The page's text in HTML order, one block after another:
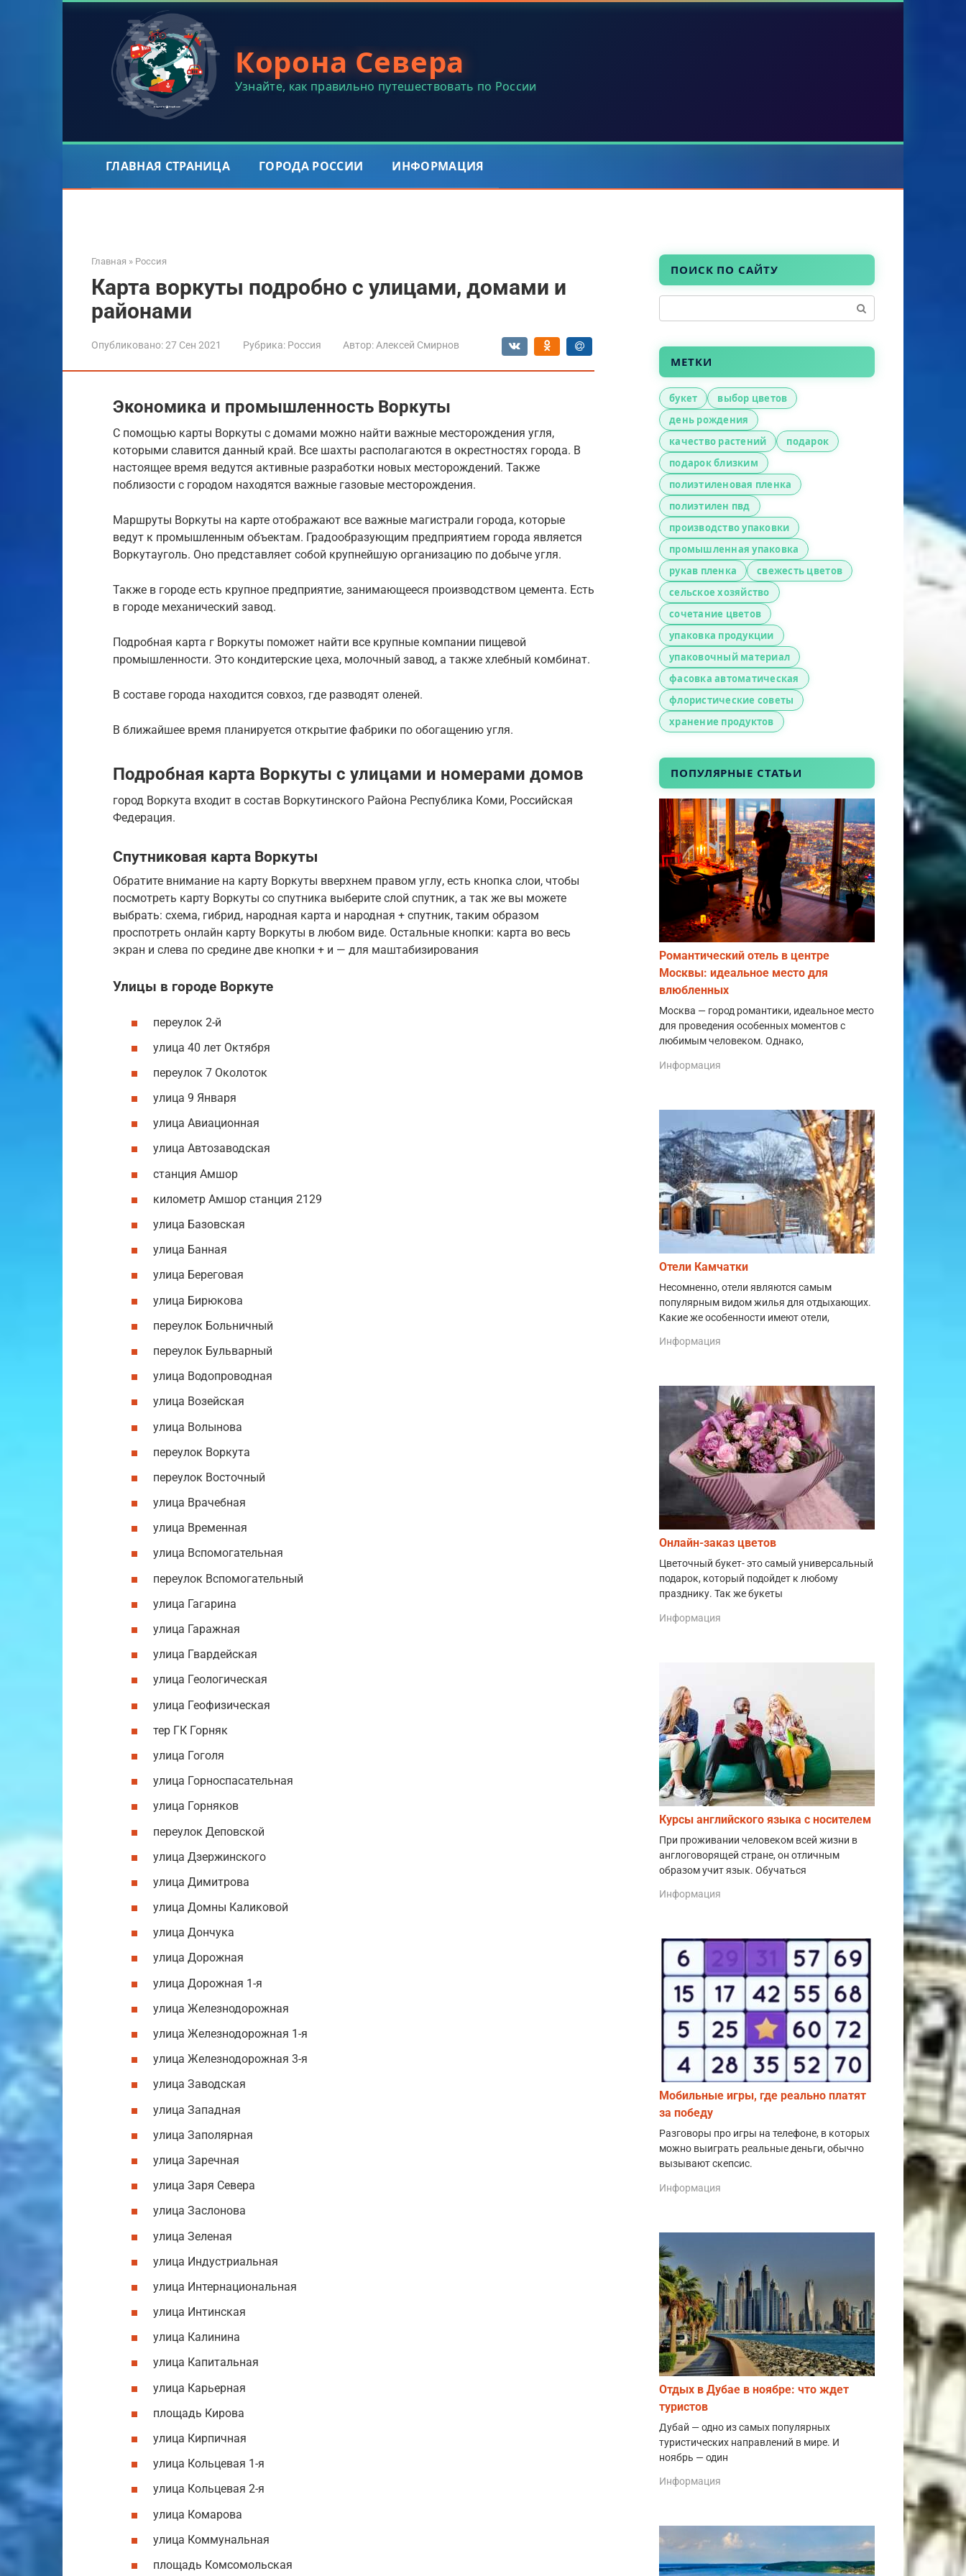
Корона Севера
Узнайте, как правильно путешествовать по России
ГЛАВНАЯ СТРАНИЦА ГОРОДА РОССИИ ИНФОРМАЦИЯ
Главная » Россия
Карта воркуты подробно с улицами, домами и
районами
Опубликовано:27 Сен 2021 Рубрика: Россия Автор: Алексей Смирнов
Экономика и промышленность Воркуты
С помощью карты Воркуты с домами можно найти важные месторождения угля,
которыми славится данный край. Все шахты располагаются в окрестностях города. В
настоящее время ведутся активные разработки новых месторождений. Также
поблизости с городом находятся важные газовые месторождения.
Маршруты Воркуты на карте отображают все важные магистрали города, которые
ведут к промышленным объектам. Градообразующим предприятием города является
Воркутауголь. Оно представляет собой крупнейшую организацию по добыче угля.
Также в городе есть крупное предприятие, занимающееся производством цемента. Есть
в городе механический завод.
Подробная карта г Воркуты поможет найти все крупные компании пищевой
промышленности. Это кондитерские цеха, молочный завод, а также хлебный комбинат.
В составе города находится совхоз, где разводят оленей.
В ближайшее время планируется открытие фабрики по обогащению угля.
Подробная карта Воркуты с улицами и номерами домов
город Воркута входит в состав Воркутинского Района Республика Коми, Российская
Федерация.
Спутниковая карта Воркуты
Обратите внимание на карту Воркуты вверхнем правом углу, есть кнопка слои, чтобы
посмотреть карту Воркуты со спутника выберите слой спутник, а так же вы можете
выбрать: схема, гибрид, народная карта и народная + спутник, таким образом
проспотреть онлайн карту Воркуты в любом виде. Остальные кнопки: карта во весь
экран и слева по средине две кнопки + и — для маштабизирования
Улицы в городе Воркуте
переулок 2-й
улица 40 лет Октября
переулок 7 Околоток
улица 9 Января
улица Авиационная
улица Автозаводская
станция Амшор
километр Амшор станция 2129
улица Базовская
улица Банная
улица Береговая
улица Бирюкова
переулок Больничный
переулок Бульварный
улица Водопроводная
улица Возейская
улица Волынова
переулок Воркута
переулок Восточный
улица Врачебная
улица Временная
улица Вспомогательная
переулок Вспомогательный
улица Гагарина
улица Гаражная
улица Гвардейская
улица Геологическая
улица Геофизическая
тер ГК Горняк
улица Гоголя
улица Горноспасательная
улица Горняков
переулок Деповской
улица Дзержинского
улица Димитрова
улица Домны Каликовой
улица Дончука
улица Дорожная
улица Дорожная 1-я
улица Железнодорожная
улица Железнодорожная 1-я
улица Железнодорожная 3-я
улица Заводская
улица Западная
улица Заполярная
улица Заречная
улица Заря Севера
улица Заслонова
улица Зеленая
улица Индустриальная
улица Интернациональная
улица Интинская
улица Калинина
улица Капитальная
улица Карьерная
площадь Кирова
улица Кирпичная
улица Кольцевая 1-я
улица Кольцевая 2-я
улица Комарова
улица Коммунальная
площадь Комсомольская
ПОИСК ПО САЙТУ
МЕТКИ
букет
выбор цветов
день рождения
качество растений
подарок
подарок близким
полиэтиленовая пленка
полиэтилен пвд
производство упаковки
промышленная упаковка
рукав пленка
свежесть цветов
сельское хозяйство
сочетание цветов
упаковка продукции
упаковочный материал
фасовка автоматическая
флористические советы
хранение продуктов
ПОПУЛЯРНЫЕ СТАТЬИ
Романтический отель в центре
Москвы: идеальное место для
влюбленных
Москва — город романтики, идеальное место
для проведения особенных моментов с
любимым человеком. Однако,
Информация
Отели Камчатки
Несомненно, отели являются самым
популярным видом жилья для отдыхающих.
Какие же особенности имеют отели,
Информация
Онлайн-заказ цветов
Цветочный букет- это самый универсальный
подарок, который подойдет к любому
празднику. Так же букеты
Информация
Курсы английского языка с носителем
При проживании человеком всей жизни в
англоговорящей стране, он отличным
образом учит язык. Обучаться
Информация
Мобильные игры, где реально платят
за победу
Разговоры про игры на телефоне, в которых
можно выиграть реальные деньги, обычно
вызывают скепсис.
Информация
Отдых в Дубае в ноябре: что ждет
туристов
Дубай — одно из самых популярных
туристических направлений в мире. И
ноябрь — один
Информация